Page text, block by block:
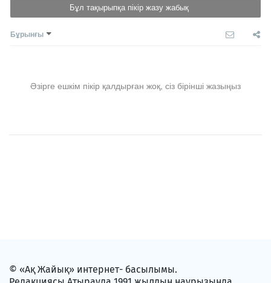
Бұл тақырыпқа пікір жазу жабық
Бұрынғы
Әзірге ешкім пікір қалдырған жоқ, сіз бірінші жазыңыз
© «Ақ Жайық» интернет- басылымы.